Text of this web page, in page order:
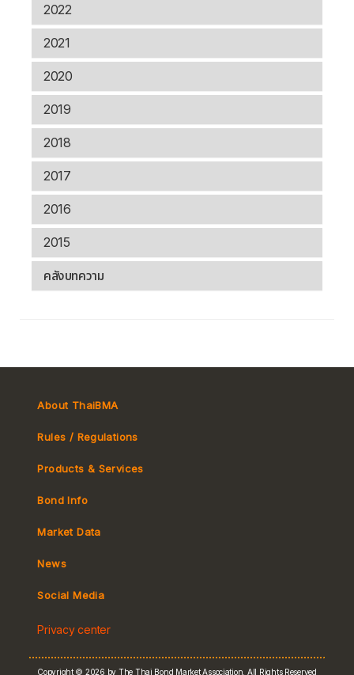
2022
2021
2020
2019
2018
2017
2016
2015
คลังบทความ
About ThaiBMA
Rules / Regulations
Tax
Products & Services
MeBond
e-bookbuilding
Bond Info
Market Data
Yield Curve
News
Social Media
Privacy center
Copyright © 2026 by The Thai Bond Market Association. All Rights Reserved